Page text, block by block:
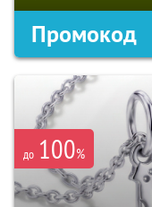
Промокод
до 100%